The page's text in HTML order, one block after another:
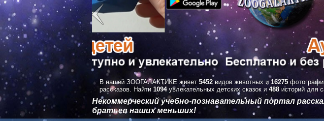
В нашей ЗООГАЛАКТИКЕ живет 5452 видов животных и 16275
рассказов. Найти 1094увлекательных детских сказок и 488 историй для
Некоммерческий учебно-познавательный портал
братьев наших меньших!